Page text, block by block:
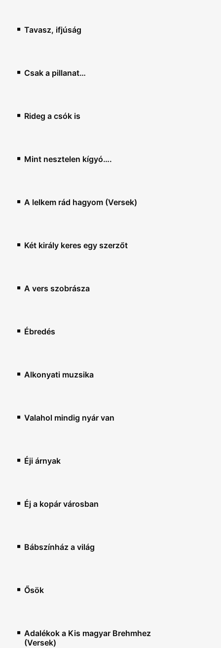
Tavasz, ifjúság
Csak a pillanat…
Rideg a csók is
Mint nesztelen kígyó….
A lelkem rád hagyom (Versek)
Két király keres egy szerzőt
A vers szobrásza
Ébredés
Alkonyati muzsika
Valahol mindig nyár van
Éji árnyak
Éj a kopár városban
Bábszínház a világ
Ősök
Adalékok a Kis magyar Brehmhez
(Versek)